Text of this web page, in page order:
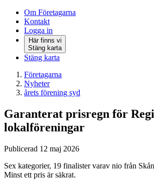
Om Företagarna
Kontakt
Logga in
Här finns vi
Stäng karta
Stäng karta
Företagarna
Nyheter
årets förening syd
Garanterat prisregn för
lokalföreningar
Publicerad 12 maj 2026
Sex kategorier, 19 finalister varav nio från
Minst ett pris är säkrat.